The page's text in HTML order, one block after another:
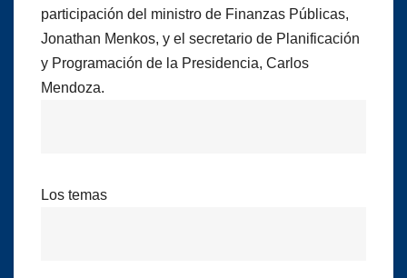
participación del ministro de Finanzas Públicas,
Jonathan Menkos, y el secretario de Planificación
y Programación de la Presidencia, Carlos
Mendoza.
Los temas